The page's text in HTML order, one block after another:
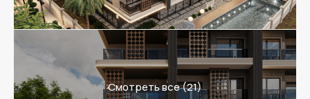
Смотреть все (21)